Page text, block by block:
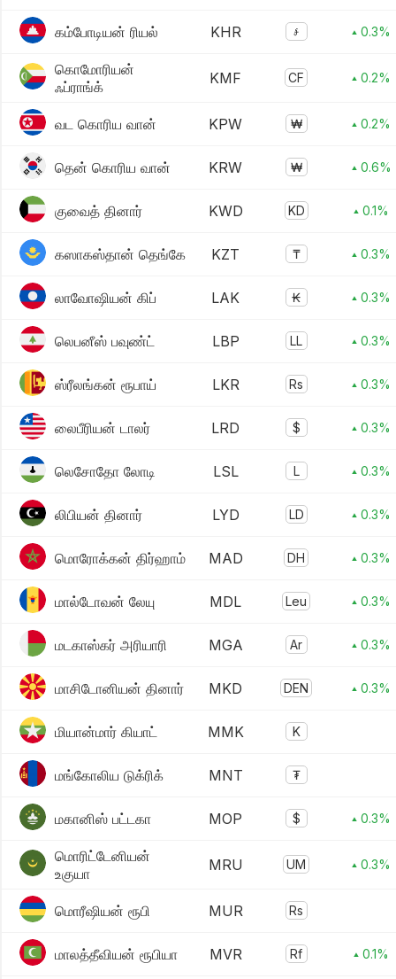
கம்போடியன் ரியல் KHR ៛ ▴ 0.3%
கொமோரியன்
ஃப்ராங்க்
KMF CF ▴ 0.2%
வட கொரிய வான் KPW ₩ ▴ 0.2%
தென் கொரிய வான் KRW ₩ ▴ 0.6%
குவைத் தினார் KWD KD ▴ 0.1%
கஸாகஸ்தான் தெங்கே KZT ₸ ▴ 0.3%
லாவோஷியன் கிப் LAK ₭ ▴ 0.3%
லெபனீஸ் பவுண்ட் LBP LL ▴ 0.3%
ஸ்ரீலங்கன் ரூபாய் LKR Rs ▴ 0.3%
லைபீரியன் டாலர் LRD $ ▴ 0.3%
லெசோதோ லோடி LSL L ▴ 0.3%
லிபியன் தினார் LYD LD ▴ 0.3%
மொரோக்கன் திர்ஹாம் MAD DH ▴ 0.3%
மால்டோவன் லேயு MDL Leu ▴ 0.3%
மடகாஸ்கர் அரியாரி MGA Ar ▴ 0.3%
மாசிடோனியன் தினார் MKD DEN ▴ 0.3%
மியான்மார் கியாட் MMK K
மங்கோலிய டுக்ரிக் MNT ₮
மகானிஸ் பட்டகா MOP $ ▴ 0.3%
மொரிட்டேனியன்
உகுயா
MRU UM ▴ 0.3%
மொரீஷியன் ரூபி MUR Rs
மாலத்தீவியன் ரூபியா MVR Rf ▴ 0.1%